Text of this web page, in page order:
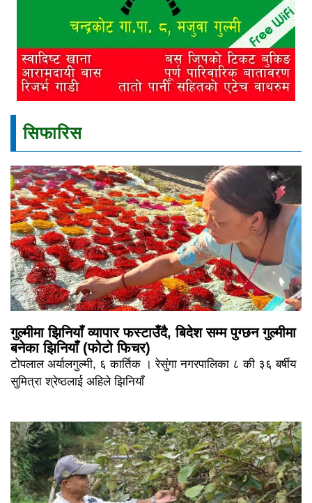
सिफारिस
गुल्मीमा झिनियाँ व्यापार फस्टाउँदै, बिदेश सम्म पुग्छन गुल्मीमा
बनेका झिनियाँ (फोटो फिचर)
टोपलाल अर्यालगुल्मी, ६ कार्तिक । रेसुंगा नगरपालिका ८ की ३६ बर्षीय
सुमित्रा श्रेष्ठलाई अहिले झिनियाँ